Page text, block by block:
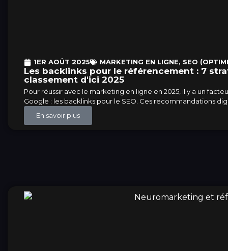
1ER AOÛT 2025 MARKETING EN LIGNE, SEO
Les backlinks pour le référencement : 7
classement d'ici 2025
Pour réussir avec le marketing en ligne en 2025, il y a un
Google : les backlinks pour le SEO. Ces recommandations
En savoir plus